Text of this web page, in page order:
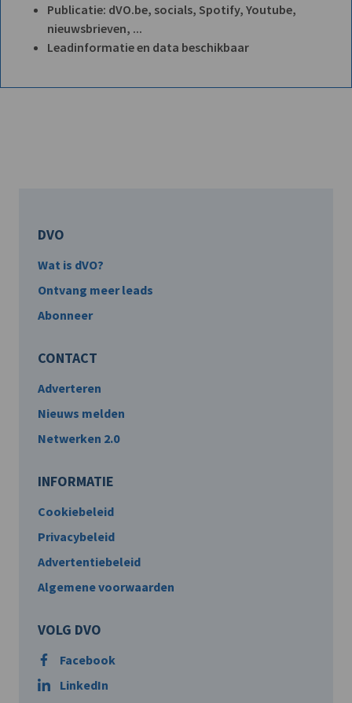
Publicatie: dVO.be, socials, Spotify, Youtube,
nieuwsbrieven, ...
Leadinformatie en data beschikbaar
DVO
Wat is dVO?
Ontvang meer leads
Abonneer
CONTACT
Adverteren
Nieuws melden
Netwerken 2.0
INFORMATIE
Cookiebeleid
Privacybeleid
Advertentiebeleid
Algemene voorwaarden
VOLG DVO
Facebook
LinkedIn